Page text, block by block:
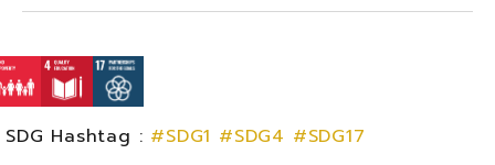
SDG Hashtag : #SDG1 #SDG4 #SDG17